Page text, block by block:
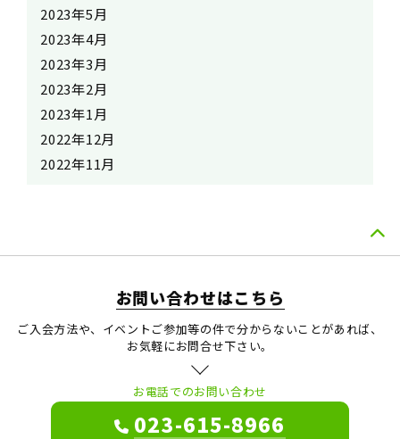
2023年5月
2023年4月
2023年3月
2023年2月
2023年1月
2022年12月
2022年11月
お問い合わせはこちら
ご入会方法や、イベントご参加等の件で分からないことがあれば、
お気軽にお問合せ下さい。
お電話でのお問い合わせ
023-615-8966